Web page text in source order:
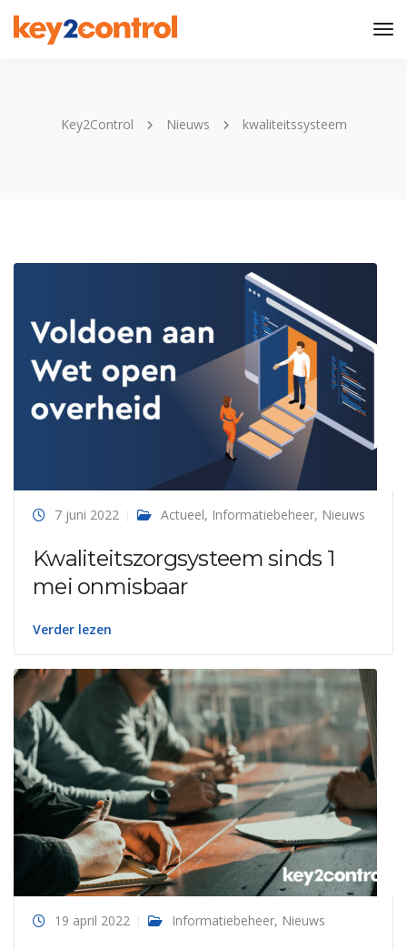
Key2Control Nieuws kwaliteitssysteem
7 juni 2022 Actueel, Informatiebeheer, Nieuws
Kwaliteitszorgsysteem sinds 1
mei onmisbaar
Verder lezen
19 april 2022 Informatiebeheer, Nieuws